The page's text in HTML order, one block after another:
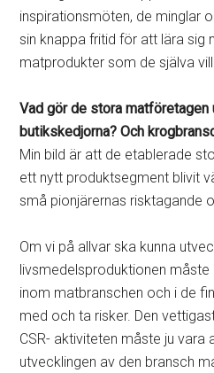
inspirationsmöten, de minglar
sin knappa fritid för att lära sig
matprodukter som de själva
Vad gör de stora matföretagen
butikskedjorna? Och
Min bild är att de etablerade
ett nytt produktsegment blivit
små pionjärernas risktagande
Om vi på allvar ska kunna
livsmedelsproduktionen
inom matbranschen och i de
med och ta risker. Den
CSR- aktiviteten måste ju vara
utvecklingen av den bransch